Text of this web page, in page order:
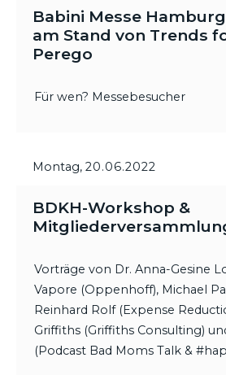
Babini Messe
am Stand von Trends
Perego
Für wen? Messebesucher
Montag, 20.06.2022
BDKH-Workshop &
Vorträge von Dr. Anna-Gesine
Vapore (Oppenhoff), Michael
Reinhard Rolf (Expense
Griffiths (Griffiths Consulting)
(Podcast Bad Moms Talk &